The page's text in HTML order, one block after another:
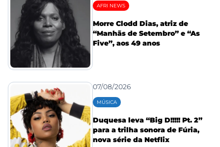
AFRI NEWS
Morre Clodd Dias, atriz de
“Manhãs de Setembro” e “As
Five”, aos 49 anos
07/08/2026
MÚSICA
Duquesa leva “Big D!!!!! Pt. 2”
para a trilha sonora de Fúria,
nova série da Netflix